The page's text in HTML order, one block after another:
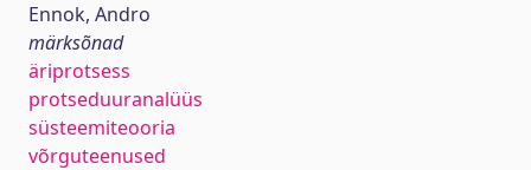
Ennok, Andro
märksõnad
äriprotsess
protseduuranalüüs
süsteemiteooria
võrguteenused